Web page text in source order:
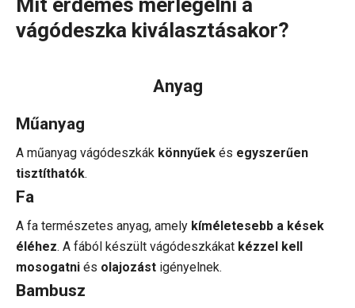
Mit érdemes mérlegelni a
vágódeszka kiválasztásakor?
Anyag
Műanyag
A műanyag vágódeszkák könnyűek és egyszerűen
tisztíthatók.
Fa
A fa természetes anyag, amely kíméletesebb a kések
éléhez. A fából készült vágódeszkákat kézzel kell
mosogatni és olajozást igényelnek.
Bambusz